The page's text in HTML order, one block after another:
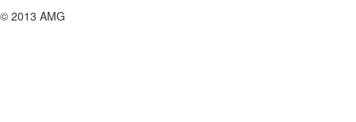
© 2013 AMG